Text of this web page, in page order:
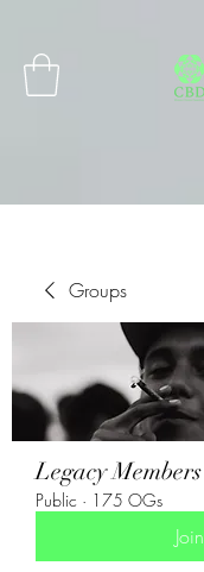
Groups
Legacy Members
Public · 175 OGs
Join